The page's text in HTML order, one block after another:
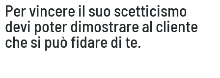
Per vincere il suo scetticismo
devi poter dimostrare al cliente
che si può fidare di te.